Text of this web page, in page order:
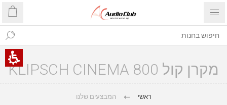
מקרן קול KLIPSCH CINEMA 800
ראשי המבצעים שלנו